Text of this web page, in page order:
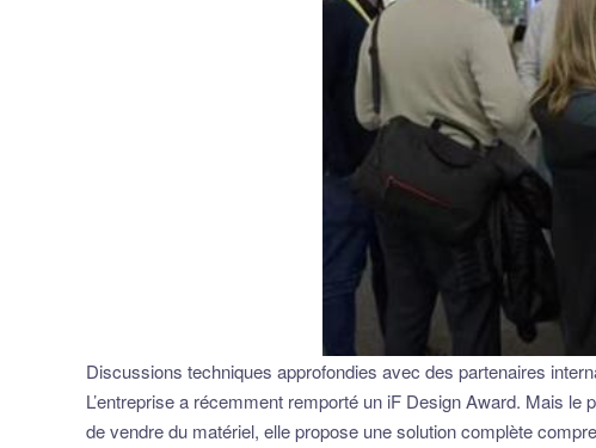
Discussions techniques approfondies avec des partenaires
L’entreprise a récemment remporté un iF Design Award. Mais
de vendre du matériel, elle propose une solution complète